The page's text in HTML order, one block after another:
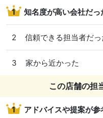
1 知名度が高い会社だっ
2 信頼できる担当者だっ
3 家から近かった
この店舗の担
1 アドバイスや提案が参